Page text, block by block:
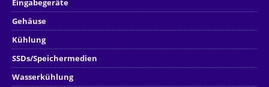
Eingabegeräte
Gehäuse
Kühlung
SSDs/Speichermedien
Wasserkühlung